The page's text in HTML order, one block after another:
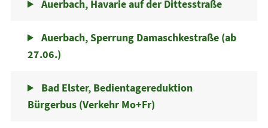
Auerbach, Havarie auf der Dittesstraße
Auerbach, Sperrung Damaschkestraße (ab
27.06.)
Bad Elster, Bedientagereduktion
Bürgerbus (Verkehr Mo+Fr)